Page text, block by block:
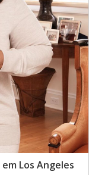
Los Angeles